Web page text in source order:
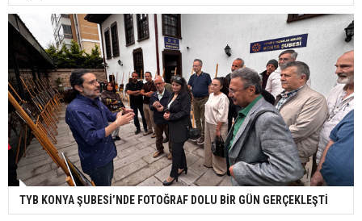
TYB KONYA ŞUBESİ’NDE FOTOĞRAF DOLU BİR GÜN GERÇEKLEŞTİ